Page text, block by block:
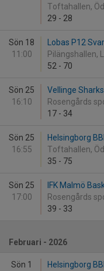
Toftahallen,
29 - 28
Sön 18
11:00
Lobas P12
Pilängshallen,
52 - 70
Sön 25
16:10
Vellinge
Rosengårds
17 - 34
Sön 25
16:55
Helsingborg
Toftahallen,
35 - 75
Sön 25
17:00
IFK Malmö
Rosengårds
39 - 33
Februari - 2026
Sön 1
Helsingborg